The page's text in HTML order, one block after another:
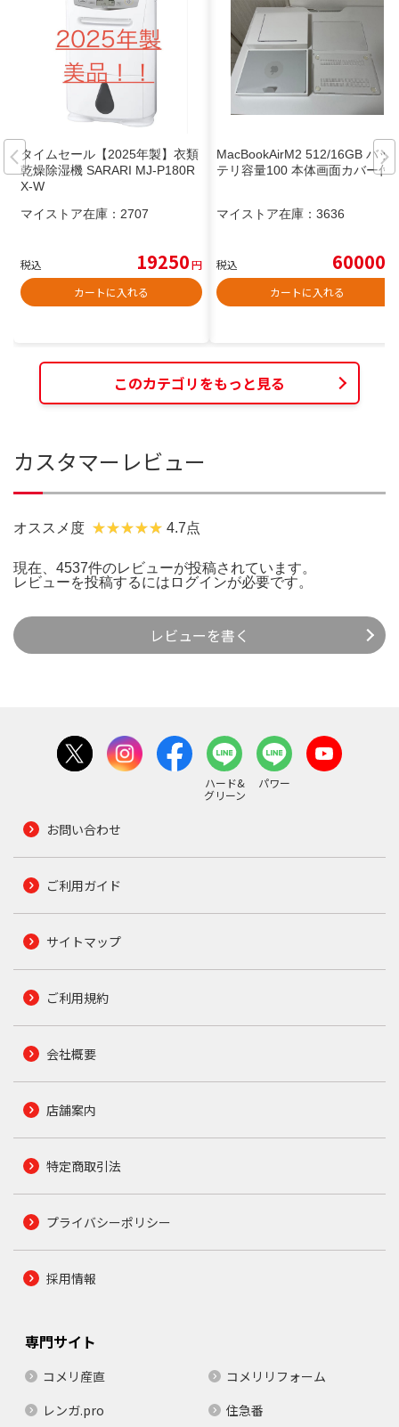
タイムセール【2025年製】衣類
乾燥除湿機 SARARI MJ-P180R
X-W
マイストア在庫： 2707
税込 19250円
カートに入れる
MacBookAirM2 512/16GB バッ
テリ容量100 本体画面カバー付
マイストア在庫： 3636
税込 60000
カートに入れる
このカテゴリをもっと見る
カスタマーレビュー
オススメ度 4.7点
現在、4537件のレビューが投稿されています。
レビューを投稿するには ログインが必要です。
レビューを書く
ハード&
グリーン
パワー
お問い合わせ
ご利用ガイド
サイトマップ
ご利用規約
会社概要
店舗案内
特定商取引法
プライバシーポリシー
採用情報
専門サイト
コメリ産直
コメリリフォーム
レンガ.pro
住急番